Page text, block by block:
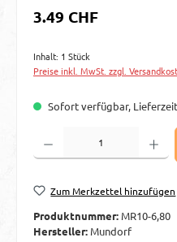
Regulärer Preis:
3.49 CHF
Inhalt: 1 Stück
Preise inkl. MwSt. zzgl.
Sofort verfügbar,
Produkt Anzahl: Gib den
Zum Merkzettel hinzufügen
Produktnummer: MR10-6,80
Hersteller: Mundorf